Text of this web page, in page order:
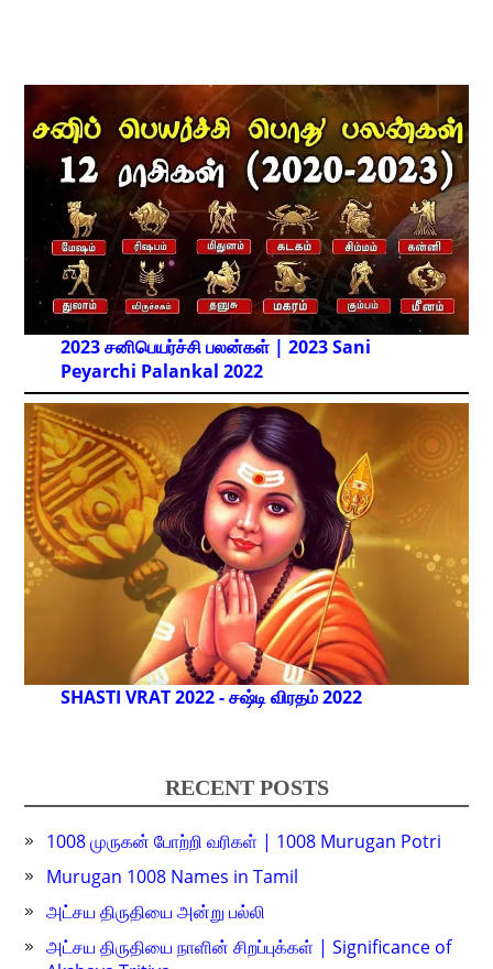
2023 சனிபெயர்ச்சி பலன்கள் | 2023 Sani
Peyarchi Palankal 2022
SHASTI VRAT 2022 - சஷ்டி விரதம் 2022
RECENT POSTS
1008 முருகன் போற்றி வரிகள் | 1008 Murugan Potri
Murugan 1008 Names in Tamil
அட்சய திருதியை அன்று பல்லி
அட்சய திருதியை நாளின் சிறப்புக்கள் | Significance of